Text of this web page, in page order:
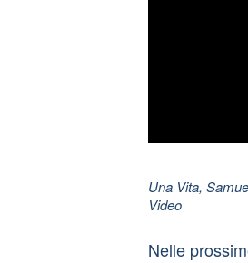
Una Vita,
Video
Nelle